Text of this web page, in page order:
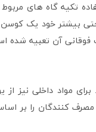
تکیه گاه های
بیشتر خود یک
فوقانی آن تعبیه شده
مواد داخلی نیز
مصرف کنندگان را بر